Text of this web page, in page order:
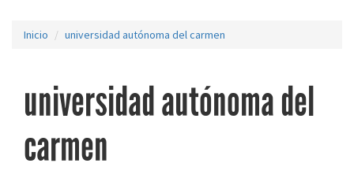
Inicio universidad autónoma del carmen
universidad autónoma del
carmen